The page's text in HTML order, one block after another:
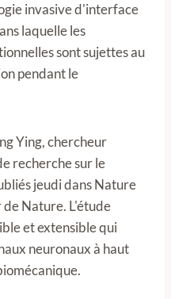
invasive d'interface
laquelle les
sont sujettes au
pendant le
Ying, chercheur
recherche sur le
jeudi dans Nature
Nature. L'étude
et extensible qui
neuronaux à haut